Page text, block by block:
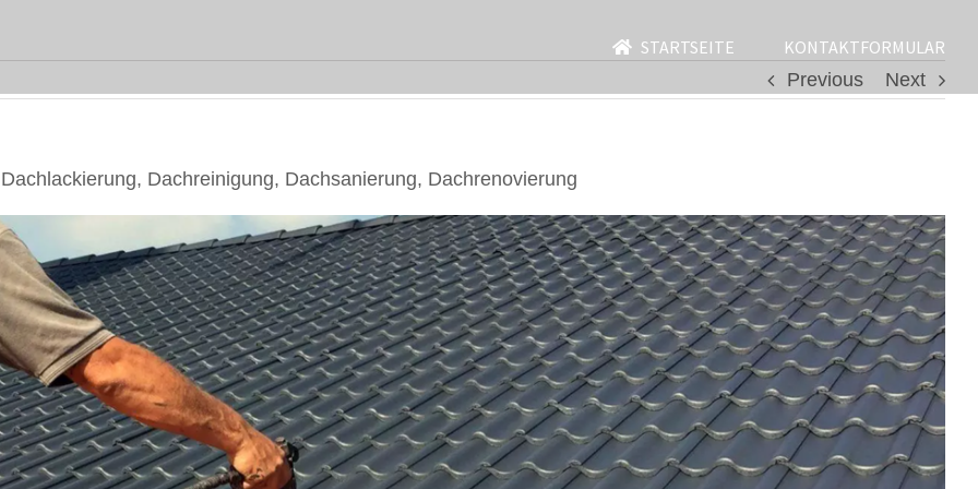
STARTSEITE
KONTAKTFORMULAR
Previous
Next
Dachreinigung, Dachsanierung, Dachrenovierung